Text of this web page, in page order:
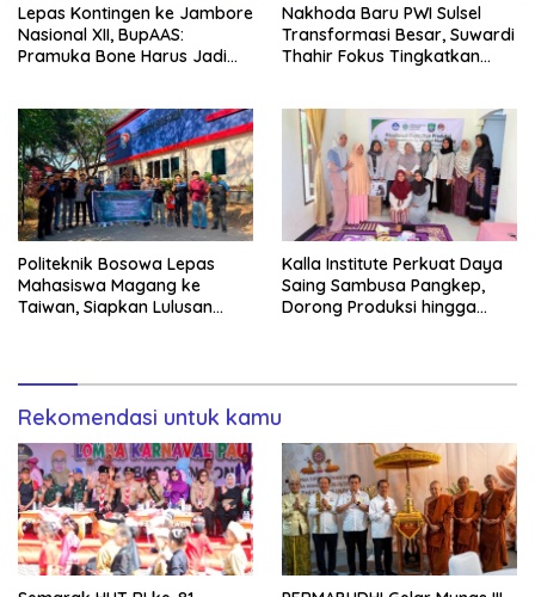
Lepas Kontingen ke Jambore
Nasional XII, BupAAS:
Pramuka Bone Harus Jadi
Nakhoda Baru PWI Sulsel
Transformasi Besar, Suwardi
Thahir Fokus Tingkatkan
Politeknik Bosowa Lepas
Mahasiswa Magang ke
Taiwan, Siapkan Lulusan
Kalla Institute Perkuat Daya
Saing Sambusa Pangkep,
Dorong Produksi hingga
Rekomendasi untuk kamu